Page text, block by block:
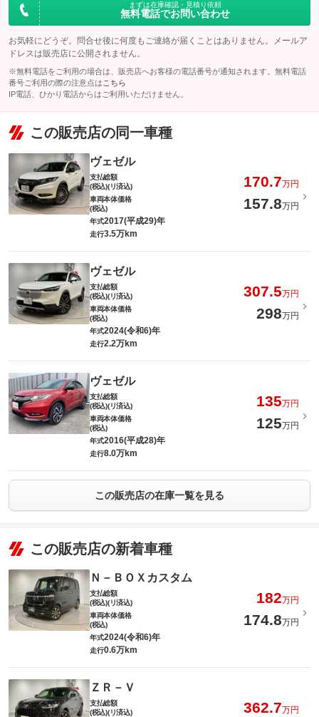
まずは在庫確認・見積り依頼
無料電話でお問い合わせ
お気軽にどうぞ。問合せ後に何度もご連絡が届くことはありません。メールア
ドレスは販売店に公開されません。
※無料電話をご利用の場合は、販売店へお客様の電話番号が通知されます。無料電話
番号ご利用の際の注意点は こちら
IP電話、ひかり電話からはご利用いただけません。
この販売店の同一車種
ヴェゼル
支払総額
(税込)(リ済込)
170.7万円
車両本体価格
(税込)
157.8万円
年式2017(平成29)年
走行3.5万km
ヴェゼル
支払総額
(税込)(リ済込)
307.5万円
車両本体価格
(税込)
298万円
年式2024(令和6)年
走行2.2万km
ヴェゼル
支払総額
(税込)(リ済込)
135万円
車両本体価格
(税込)
125万円
年式2016(平成28)年
走行8.0万km
この販売店の在庫一覧を見る
この販売店の新着車種
Ｎ－ＢＯＸカスタム
支払総額
(税込)(リ済込)
182万円
車両本体価格
(税込)
174.8万円
年式2024(令和6)年
走行0.6万km
ＺＲ－Ｖ
支払総額
(税込)(リ済込)
362.7万円